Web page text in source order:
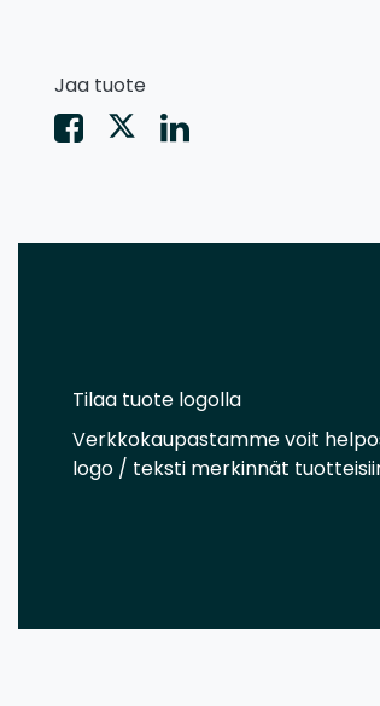
Jaa tuote
Tilaa tuote logolla
Verkkokaupastamme voit
logo / teksti merkinnät